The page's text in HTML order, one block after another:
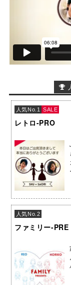
人気No.1 SALE
レトロ-PRO
人気No.2
ファミリー-PRE